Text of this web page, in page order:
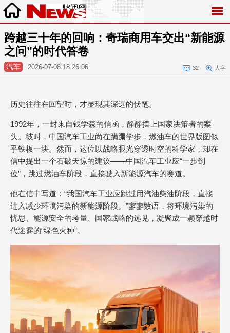
跨越三十年的回响：奇瑞商用车交出“新能源
之问”的时代答卷
汽车 2026-07-08 18:26:06 32 大字
历史往往在回望时，才显现其深远的伏笔。
1992年，一封来自钱学森的信函，静静摆上国家决策者的案
头。彼时，中国汽车工业尚在蹒跚学步，燃油车的世界版图似
乎铁板一块。然而，这位以战略眼光穿透时空的科学家，却在
信中提出一个石破天惊的建议——中国汽车工业应“一步到
位”，跳过燃油车阶段，直接驶入新能源汽车的赛道。
他在信中写道：“我国汽车工业应跳过用汽油柴油阶段，直接
进入减少环境污染的新能源阶段。”寥寥数语，将环境污染的
忧思、能源安全的考量、国家战略的远见，凝聚成一颗穿越时
代迷雾的“绿色火种”。